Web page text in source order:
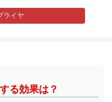
ライヤ
る効果は？